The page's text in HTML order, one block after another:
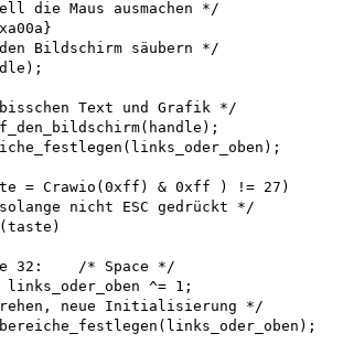
die Maus ausmachen */
Bildschirm säubern */
Text und Grafik */
= Crawio(0xff) & 0xff ) != 27)
nicht ESC gedrückt */
32:    /* Space */
links_oder_oben ^= 1;
neue Initialisierung */